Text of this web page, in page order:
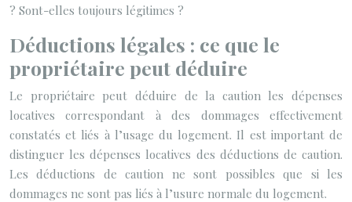
? Sont-elles toujours légitimes ?
Déductions légales : ce que le
propriétaire peut déduire
Le propriétaire peut déduire de la caution les dépenses
locatives correspondant à des dommages effectivement
constatés et liés à l’usage du logement. Il est important de
distinguer les dépenses locatives des déductions de caution.
Les déductions de caution ne sont possibles que si les
dommages ne sont pas liés à l’usure normale du logement.